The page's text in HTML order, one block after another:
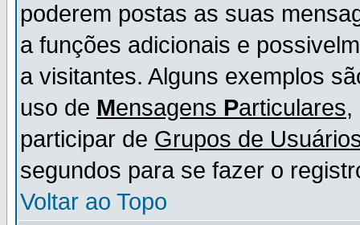
poderem postas as suas
a funções adicionais e
a visitantes. Alguns exemplos
uso de Mensagens Particulares,
participar de Grupos de
segundos para se fazer o
Voltar ao Topo